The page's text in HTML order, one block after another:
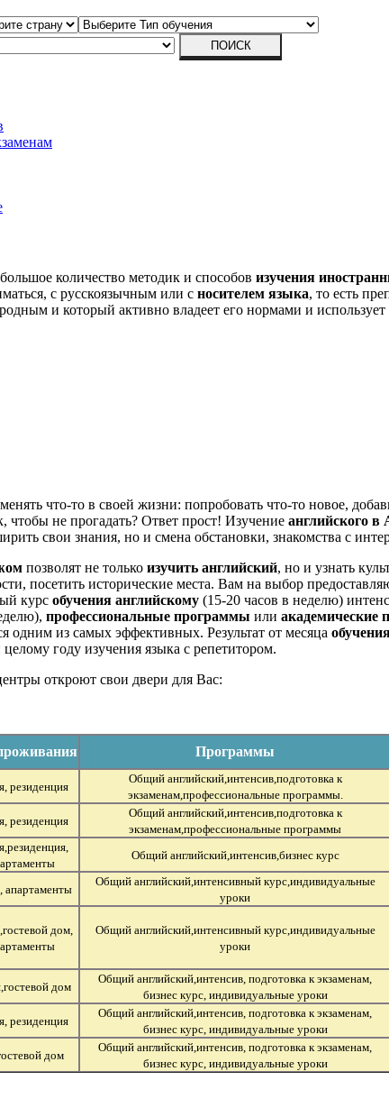
количество методик и способов изучения
с русскоязычным или с носителем языка, то есть
родным и который активно владеет его нормами и
что-то в своей жизни: попробовать что-то новое,
не прогадать? Ответ прост! Изучение английского в
свои знания, но и смена обстановки, знакомства с
позволят не только изучить английский, но и узнать
посетить исторические места. Вам на выбор
курс обучения английскому (15-20 часов в неделю)
профессиональные программы или академические
одним из самых эффективных. Результат от месяца
целому году изучения языка с репетитором.
откроют свои двери для Вас:
Программы
резиденция
Общий английский,интенсив,подготовка к
экзаменам,профессиональные программы.
резиденция
Общий английский,интенсив,подготовка к
экзаменам,профессиональные программы
Общий английский,интенсив,бизнес курс
апартаменты
Общий английский,интенсивный курс,индивидуальные
уроки
дом,
Общий английский,интенсивный курс,индивидуальные
уроки
дом
Общий английский,интенсив, подготовка к экзаменам,
бизнес курс,индивидуальные уроки
резиденция
Общий английский,интенсив, подготовка к экзаменам,
бизнес курс,индивидуальные уроки
дом
Общий английский,интенсив, подготовка к экзаменам,
бизнес курс,индивидуальные уроки